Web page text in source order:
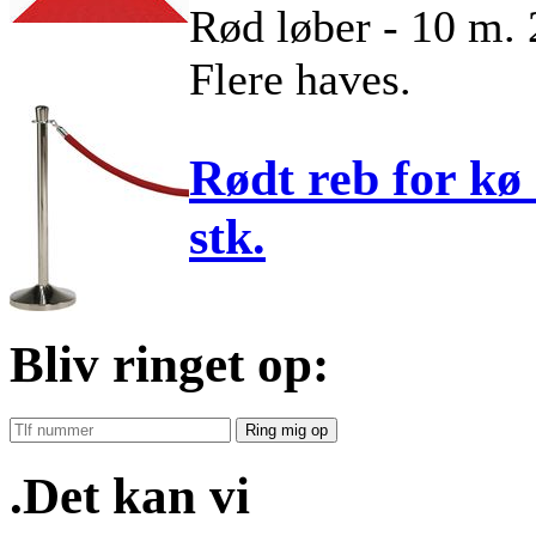
Rød løber - 10 m.
Flere haves.
Rødt reb for kø
stk.
Bliv ringet op:
Ring mig op
.Det kan vi